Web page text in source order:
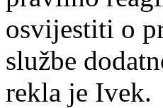
osvijestiti o
službe
rekla je Ivek.